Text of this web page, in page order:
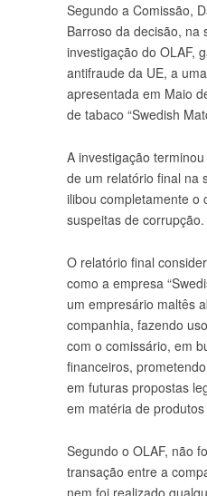
Segundo a Comissão,
Barroso da decisão, na
investigação do OLAF,
antifraude da UE, a
apresentada em Maio
de tabaco “Swedish
A investigação
de um relatório final na
ilibou completamente o
suspeitas de corrupção.
O relatório final
como a empresa
um empresário maltês
companhia, fazendo
com o comissário, em
financeiros,
em futuras propostas
em matéria de
Segundo o OLAF, não
transação entre a